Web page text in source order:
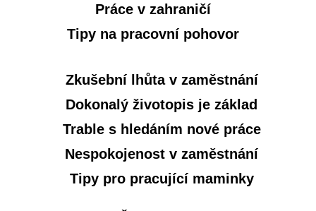
Práce v zahraničí
Tipy na pracovní pohovor
Zkušební lhůta v zaměstnání
Dokonalý životopis je základ
Trable s hledáním nové práce
Nespokojenost v zaměstnání
Tipy pro pracující maminky